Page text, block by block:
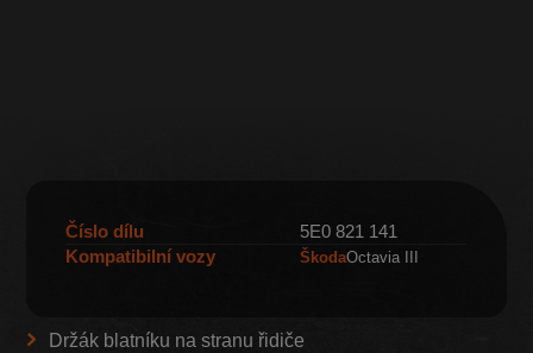
Číslo dílu
5E0 821 141
Kompatibilní vozy
ŠkodaOctavia III
Držák blatníku na stranu řidiče